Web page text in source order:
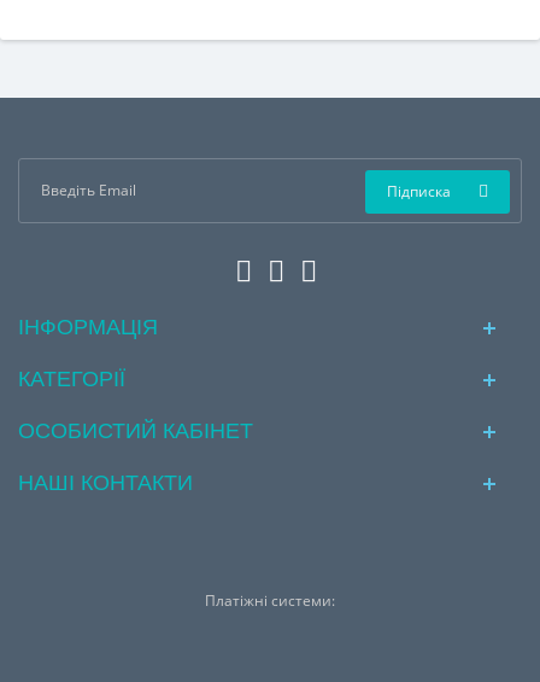
Підписка
ІНФОРМАЦІЯ
КАТЕГОРІЇ
ОСОБИСТИЙ КАБІНЕТ
НАШІ КОНТАКТИ
Платіжні системи: